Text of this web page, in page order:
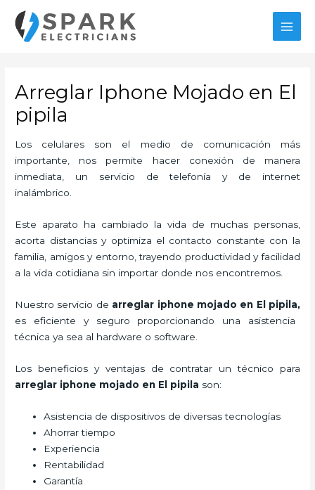
contenido
Arreglar Iphone Mojado en El
pipila
Los celulares son el medio de comunicación más
importante, nos permite hacer conexión de manera
inmediata, un servicio de telefonía y de internet
inalámbrico.
Este aparato ha cambiado la vida de muchas personas,
acorta distancias y optimiza el contacto constante con la
familia, amigos y entorno, trayendo productividad y facilidad
a la vida cotidiana sin importar donde nos encontremos.
Nuestro servicio de arreglar iphone mojado en El pipila,
es eficiente y seguro proporcionando una asistencia
técnica ya sea al hardware o software.
Los beneficios y ventajas de contratar un técnico para
arreglar iphone mojado en El pipila son:
Asistencia de dispositivos de diversas tecnologías
Ahorrar tiempo
Experiencia
Rentabilidad
Garantía